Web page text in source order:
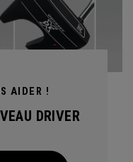
AIDER !
DRIVER